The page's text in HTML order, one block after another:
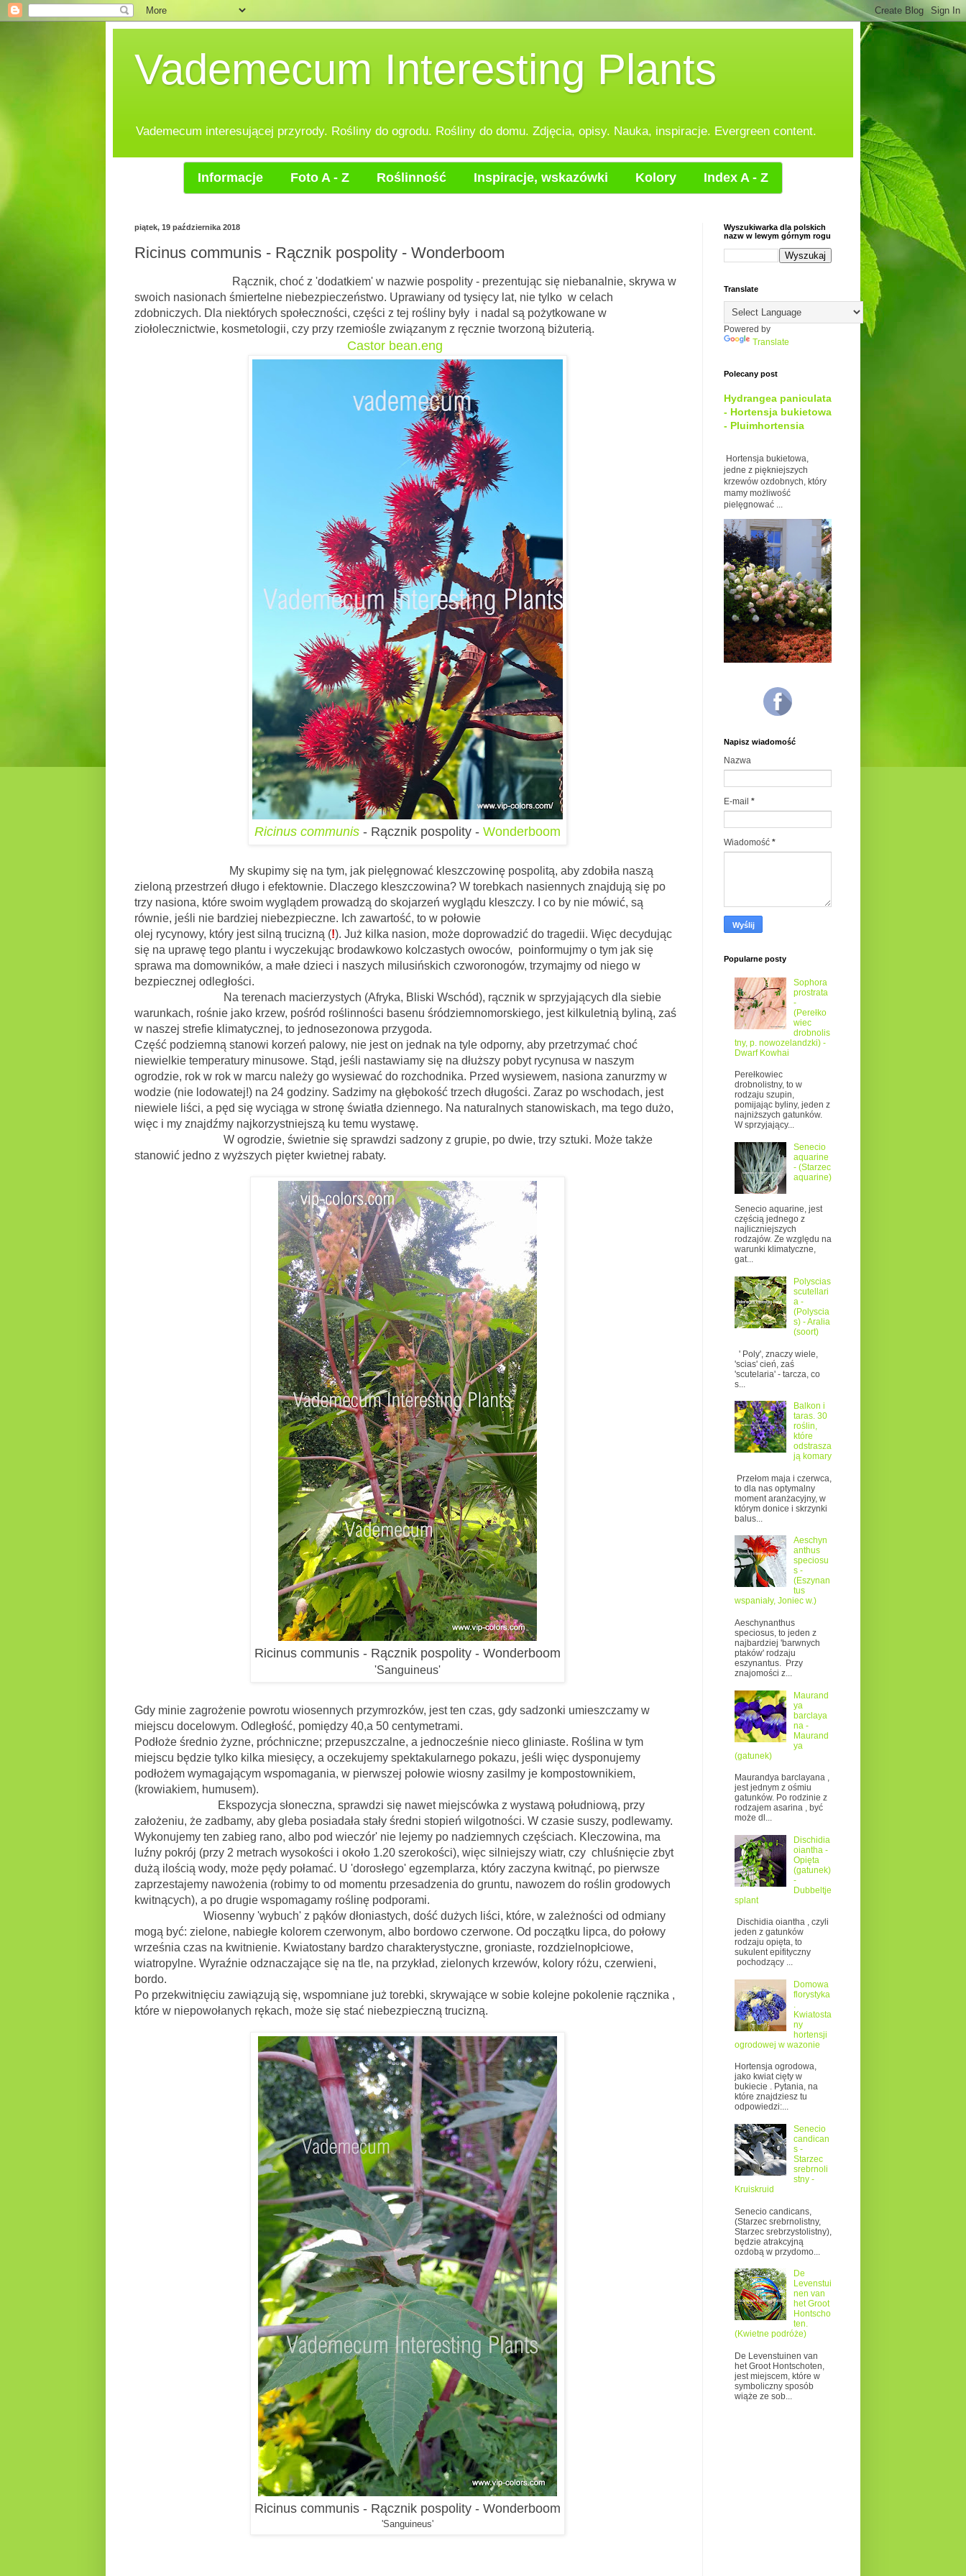
Vademecum Interesting Plants
Vademecum interesującej przyrody. Rośliny do ogrodu. Rośliny do domu. Zdjęcia, opisy. Nauka, inspiracje. Evergreen content.
Informacje Foto A - Z Roślinność Inspiracje, wskazówki Kolory Index A - Z
piątek, 19 października 2018
Ricinus communis - Rącznik pospolity - Wonderboom
Rącznik, choć z 'dodatkiem' w nazwie pospolity - prezentując się niebanalnie, skrywa w
swoich nasionach śmiertelne niebezpieczeństwo. Uprawiany od tysięcy lat, nie tylko w celach
zdobniczych. Dla niektórych społeczności, części z tej rośliny były i nadal są pożytkowane w
ziołolecznictwie, kosmetologii, czy przy rzemiośle związanym z ręcznie tworzoną biżuterią.
Castor bean.eng
Ricinus communis - Rącznik pospolity - Wonderboom
My skupimy się na tym, jak pielęgnować kleszczowinę pospolitą, aby zdobiła naszą
zieloną przestrzeń długo i efektownie. Dlaczego kleszczowina? W torebkach nasiennych znajdują się po
trzy nasiona, które swoim wyglądem prowadzą do skojarzeń wyglądu kleszczy. I co by nie mówić, są
równie, jeśli nie bardziej niebezpieczne. Ich zawartość, to w połowie
olej rycynowy, który jest silną trucizną (!). Już kilka nasion, może doprowadzić do tragedii. Więc decydując
się na uprawę tego plantu i wyczekując brodawkowo kolczastych owoców, poinformujmy o tym jak się
sprawa ma domowników, a małe dzieci i naszych milusińskich czworonogów, trzymajmy od niego w
bezpiecznej odległości.
Na terenach macierzystych (Afryka, Bliski Wschód), rącznik w sprzyjających dla siebie
warunkach, rośnie jako krzew, pośród roślinności basenu śródziemnomorskiego, jest kilkuletnią byliną, zaś
w naszej strefie klimatycznej, to jednosezonowa przygoda.
Część podziemną stanowi korzeń palowy, nie jest on jednak na tyle odporny, aby przetrzymać choć
niewielkie temperatury minusowe. Stąd, jeśli nastawiamy się na dłuższy pobyt rycynusa w naszym
ogrodzie, rok w rok w marcu należy go wysiewać do rozchodnika. Przed wysiewem, nasiona zanurzmy w
wodzie (nie lodowatej!) na 24 godziny. Sadzimy na głębokość trzech długości. Zaraz po wschodach, jest
niewiele liści, a pęd się wyciąga w stronę światła dziennego. Na naturalnych stanowiskach, ma tego dużo,
więc i my znajdźmy najkorzystniejszą ku temu wystawę.
W ogrodzie, świetnie się sprawdzi sadzony z grupie, po dwie, trzy sztuki. Może także
stanowić jedno z wyższych pięter kwietnej rabaty.
Ricinus communis - Rącznik pospolity - Wonderboom
'Sanguineus'
Gdy minie zagrożenie powrotu wiosennych przymrozków, jest ten czas, gdy sadzonki umieszczamy w
miejscu docelowym. Odległość, pomiędzy 40,a 50 centymetrami.
Podłoże średnio żyzne, próchniczne; przepuszczalne, a jednocześnie nieco gliniaste. Roślina w tym
miejscu będzie tylko kilka miesięcy, a oczekujemy spektakularnego pokazu, jeśli więc dysponujemy
podłożem wymagającym wspomagania, w pierwszej połowie wiosny zasilmy je kompostownikiem,
(krowiakiem, humusem).
Ekspozycja słoneczna, sprawdzi się nawet miejscówka z wystawą południową, przy
założeniu, że zadbamy, aby gleba posiadała stały średni stopień wilgotności. W czasie suszy, podlewamy.
Wykonujemy ten zabieg rano, albo pod wieczór' nie lejemy po nadziemnych częściach. Kleczowina, ma
luźny pokrój (przy 2 metrach wysokości i około 1.20 szerokości), więc silniejszy wiatr, czy chluśnięcie zbyt
dużą ilością wody, może pędy połamać. U 'dorosłego' egzemplarza, który zaczyna kwitnąć, po pierwsze
zaprzestajemy nawożenia (robimy to od momentu przesadzenia do gruntu, nawozem do roślin grodowych
kwitnących), a po drugie wspomagamy roślinę podporami.
Wiosenny 'wybuch' z pąków dłoniastych, dość dużych liści, które, w zależności od odmiany
mogą być: zielone, nabiegłe kolorem czerwonym, albo bordowo czerwone. Od początku lipca, do połowy
września czas na kwitnienie. Kwiatostany bardzo charakterystyczne, groniaste, rozdzielnopłciowe,
wiatropylne. Wyraźnie odznaczające się na tle, na przykład, zielonych krzewów, kolory różu, czerwieni,
bordo.
Po przekwitnięciu zawiązują się, wspomniane już torebki, skrywające w sobie kolejne pokolenie rącznika ,
które w niepowołanych rękach, może się stać niebezpieczną trucizną.
Ricinus communis - Rącznik pospolity - Wonderboom
'Sanguineus'
Wyszukiwarka dla polskich
nazw w lewym górnym rogu
Translate
Powered by
Translate
Polecany post
Hydrangea paniculata
- Hortensja bukietowa
- Pluimhortensia
Hortensja bukietowa,
jedne z piękniejszych
krzewów ozdobnych, który
mamy możliwość
pielęgnować ...
Napisz wiadomość
Nazwa
E-mail *
Wiadomość *
Popularne posty
Sophora
prostrata
-
(Perełko
wiec
drobnolis
tny, p. nowozelandzki) -
Dwarf Kowhai
Perełkowiec
drobnolistny, to w
rodzaju szupin,
pomijając byliny, jeden z
najniższych gatunków.
W sprzyjający...
Senecio
aquarine
- (Starzec
aquarine)
Senecio aquarine, jest
częścią jednego z
najliczniejszych
rodzajów. Ze względu na
warunki klimatyczne,
gat...
Polyscias
scutellari
a -
(Polyscia
s) - Aralia
(soort)
' Poly', znaczy wiele,
'scias' cień, zaś
'scutelaria' - tarcza, co
s...
Balkon i
taras. 30
roślin,
które
odstrasza
ją komary
Przełom maja i czerwca,
to dla nas optymalny
moment aranżacyjny, w
którym donice i skrzynki
balus...
Aeschyn
anthus
speciosu
s -
(Eszynan
tus
wspaniały, Joniec w.)
Aeschynanthus
speciosus, to jeden z
najbardziej 'barwnych
ptaków' rodzaju
eszynantus. Przy
znajomości z...
Maurand
ya
barclaya
na -
Maurand
ya
(gatunek)
Maurandya barclayana ,
jest jednym z ośmiu
gatunków. Po rodzinie z
rodzajem asarina , być
może dl...
Dischidia
oiantha -
Opięta
(gatunek)
-
Dubbeltje
splant
Dischidia oiantha , czyli
jeden z gatunków
rodzaju opięta, to
sukulent epifityczny
pochodzący ...
Domowa
florystyka
.
Kwiatosta
ny
hortensji
ogrodowej w wazonie
Hortensja ogrodowa,
jako kwiat cięty w
bukiecie . Pytania, na
które znajdziesz tu
odpowiedzi:...
Senecio
candican
s -
Starzec
srebrnoli
stny -
Kruiskruid
Senecio candicans,
(Starzec srebrnolistny,
Starzec srebrzystolistny),
będzie atrakcyjną
ozdobą w przydomo...
De
Levenstui
nen van
het Groot
Hontscho
ten.
(Kwietne podróże)
De Levenstuinen van
het Groot Hontschoten,
jest miejscem, które w
symboliczny sposób
wiąże ze sob...